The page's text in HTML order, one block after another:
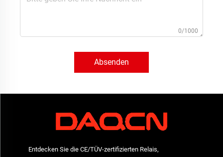
0/1000
Absenden
Entdecken Sie die CE/TÜV-zertifizierten Relais,